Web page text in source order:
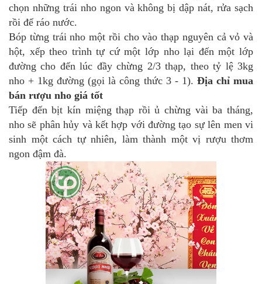
chọn những trái nho ngon và không bị dập nát, rửa sạch
rồi để ráo nước.
Bóp từng trái nho một rồi cho vào thạp nguyên cả vỏ và
hột, xếp theo trình tự cứ một lớp nho lại đến một lớp
đường cho đến lúc đầy chừng 2/3 thạp, theo tỷ lệ 3kg
nho + 1kg đường (gọi là công thức 3 - 1). Địa chỉ mua
bán rượu nho giá tốt
Tiếp đến bịt kín miệng thạp rồi ủ chừng vài ba tháng,
nho sẽ phân hủy và kết hợp với đường tạo sự lên men vi
sinh một cách tự nhiên, làm thành một vị rượu thơm
ngon đậm đà.